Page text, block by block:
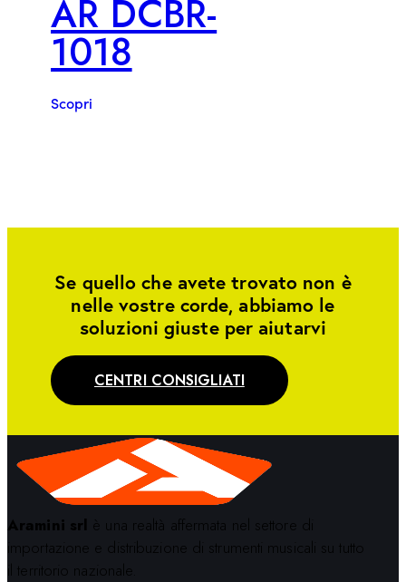
AR DCBR-
1018
Scopri
Se quello che avete trovato non è
nelle vostre corde, abbiamo le
soluzioni giuste per aiutarvi
CENTRI CONSIGLIATI
Aramini srl è una realtà affermata nel settore di
importazione e distribuzione di strumenti musicali su tutto
il territorio nazionale.